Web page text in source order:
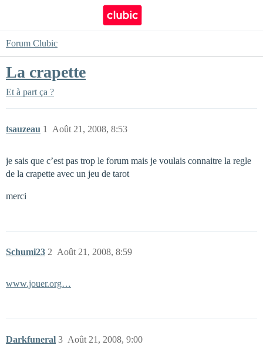
Forum Clubic
La crapette
Et à part ça ?
tsauzeau Août 21, 2008, 8:53
1
je sais que c’est pas trop le forum mais je voulais connaitre la regle
de la crapette avec un jeu de tarot
merci
Schumi23 Août 21, 2008, 8:59
2
www.jouer.org…
Darkfuneral Août 21, 2008, 9:00
3